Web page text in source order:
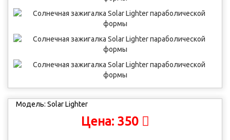
Модель: Solar Lighter
Цена: 350